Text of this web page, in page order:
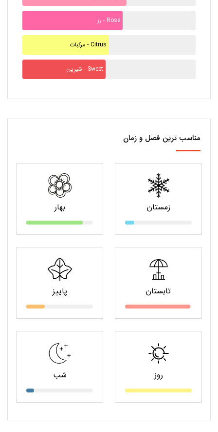
رز - Rose
مرکبات - Citrus
شیرین - Sweet
مناسب ترین فصل و زمان
زمستان بهار
تابستان پاییز
روز شب